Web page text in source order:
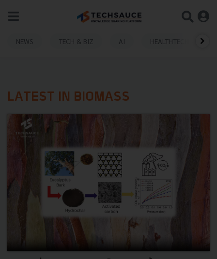
NEWS TECH & BIZ AI HEALTHTECH
LATEST IN BIOMASS